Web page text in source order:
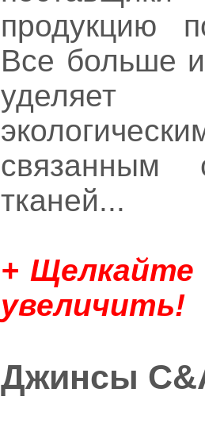
продукцию
Все больше
связанным
тканей...
+
увеличить!
Джинсы